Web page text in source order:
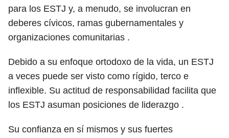
para los ESTJ y, a menudo, se involucran en
deberes cívicos, ramas gubernamentales y
organizaciones comunitarias .
Debido a su enfoque ortodoxo de la vida, un ESTJ
a veces puede ser visto como rígido, terco e
inflexible. Su actitud de responsabilidad facilita que
los ESTJ asuman posiciones de liderazgo .
Su confianza en sí mismos y sus fuertes